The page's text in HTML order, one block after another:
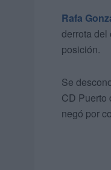
Rafa
derrota del
posición.
Se
CD Puerto
negó por